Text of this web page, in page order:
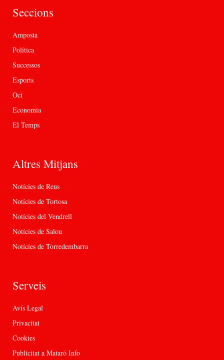
Seccions
Amposta
Política
Successos
Esports
Oci
Economia
El Temps
Altres Mitjans
Notícies de Reus
Notícies de Tortosa
Notícies del Vendrell
Notícies de Salou
Notícies de Torredembarra
Serveis
Avís Legal
Privacitat
Cookies
Publicitat a Mataró Info